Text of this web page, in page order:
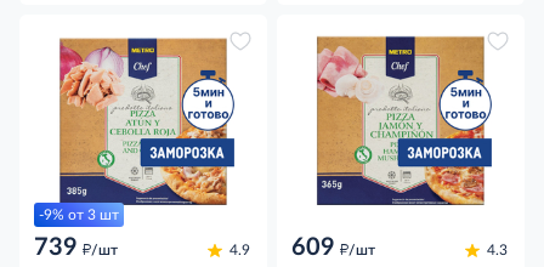
-9% от 3 шт
739 д/шт 4.9 609 д/шт 4.3